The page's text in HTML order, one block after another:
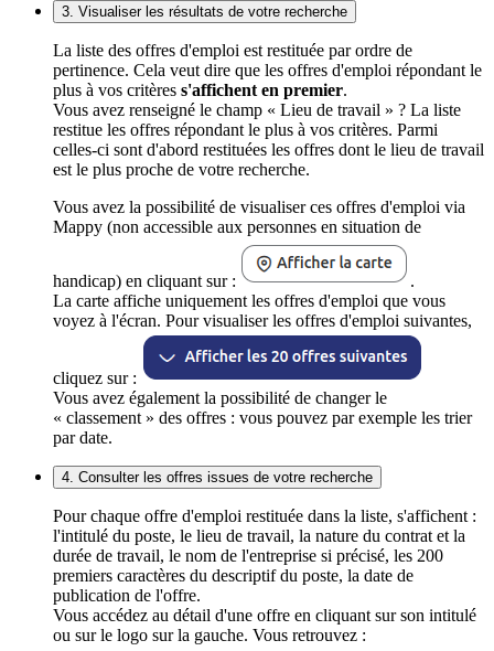
3. Visualiser les résultats de votre recherche
La liste des offres d'emploi est restituée par ordre de
pertinence. Cela veut dire que les offres d'emploi répondant le
plus à vos critères s'affichent en premier.
Vous avez renseigné le champ « Lieu de travail » ? La liste
restitue les offres répondant le plus à vos critères. Parmi
celles-ci sont d'abord restituées les offres dont le lieu de travail
est le plus proche de votre recherche.
Vous avez la possibilité de visualiser ces offres d'emploi via
Mappy (non accessible aux personnes en situation de
handicap) en cliquant sur :
.
La carte affiche uniquement les offres d'emploi que vous
voyez à l'écran. Pour visualiser les offres d'emploi suivantes,
cliquez sur :
Vous avez également la possibilité de changer le
« classement » des offres : vous pouvez par exemple les trier
par date.
4. Consulter les offres issues de votre recherche
Pour chaque offre d'emploi restituée dans la liste, s'affichent :
l'intitulé du poste, le lieu de travail, la nature du contrat et la
durée de travail, le nom de l'entreprise si précisé, les 200
premiers caractères du descriptif du poste, la date de
publication de l'offre.
Vous accédez au détail d'une offre en cliquant sur son intitulé
ou sur le logo sur la gauche. Vous retrouvez :